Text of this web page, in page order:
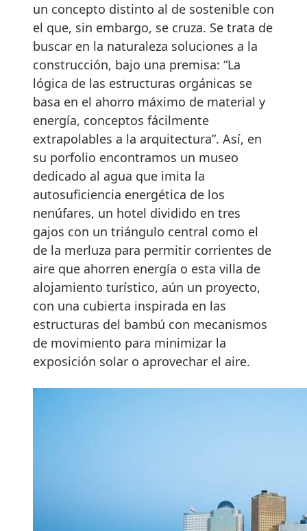
un concepto distinto al de sostenible con
el que, sin embargo, se cruza. Se trata de
buscar en la naturaleza soluciones a la
construcción, bajo una premisa: “La
lógica de las estructuras orgánicas se
basa en el ahorro máximo de material y
energía, conceptos fácilmente
extrapolables a la arquitectura”. Así, en
su porfolio encontramos un museo
dedicado al agua que imita la
autosuficiencia energética de los
nenúfares, un hotel dividido en tres
gajos con un triángulo central como el
de la merluza para permitir corrientes de
aire que ahorren energía o esta villa de
alojamiento turístico, aún un proyecto,
con una cubierta inspirada en las
estructuras del bambú con mecanismos
de movimiento para minimizar la
exposición solar o aprovechar el aire.